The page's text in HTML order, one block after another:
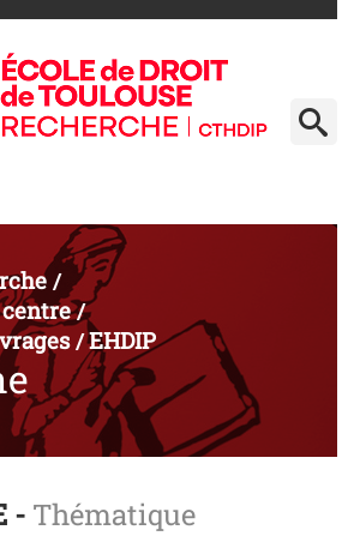
/
centre/
/EHDIP
- Thématique